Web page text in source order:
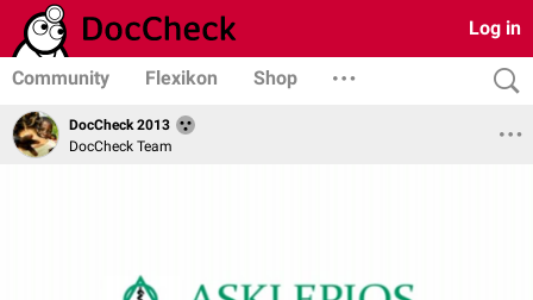
Log in
Community Flexikon Shop
DocCheck 2013
DocCheck Team